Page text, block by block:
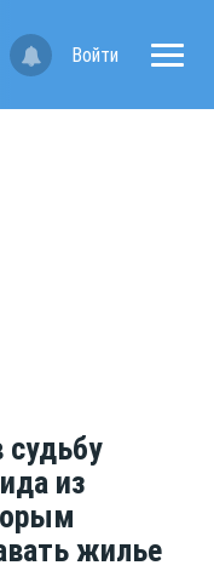
Войти
из
жилье